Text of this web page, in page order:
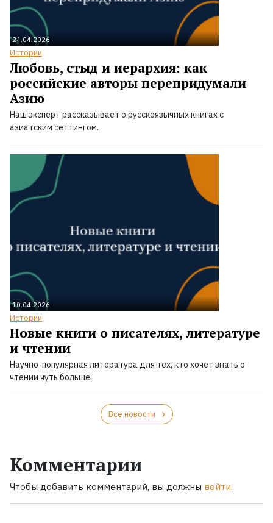
24.04.2026
Истории
Любовь, стыд и иерархия: как
российские авторы перепридумали
Азию
Наш эксперт рассказывает о русскоязычных книгах с
азиатским сеттингом.
10.04.2026
Истории
Новые книги о писателях, литературе
и чтении
Научно-популярная литература для тех, кто хочет знать о
чтении чуть больше.
Все новости
Комментарии
Чтобы добавить комментарий, вы должны войти.